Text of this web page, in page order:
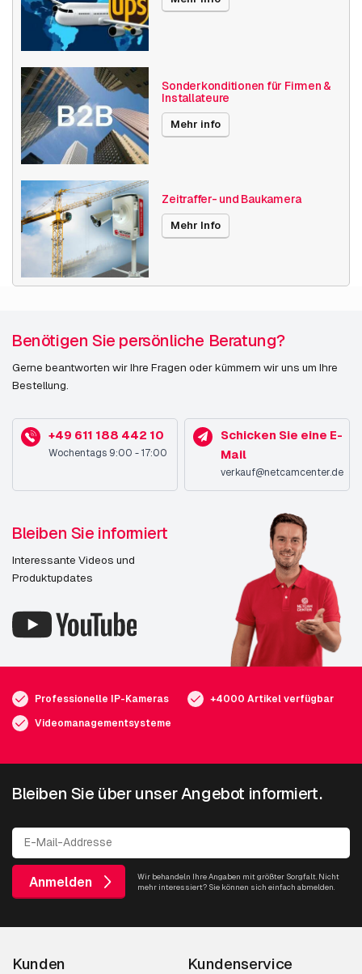
Sonderkonditionen für Firmen &
Installateure
Mehr info
Zeitraffer- und Baukamera
Mehr Info
Benötigen Sie persönliche Beratung?
Gerne beantworten wir Ihre Fragen oder kümmern wir uns um Ihre
Bestellung.
+49 611 188 442 10
Wochentags 9:00 - 17:00
Schicken Sie eine E-
Mail
verkauf@netcamcenter.de
Bleiben Sie informiert
Interessante Videos und
Produktupdates
Professionelle IP-Kameras
+4000 Artikel verfügbar
Videomanagementsysteme
Bleiben Sie über unser Angebot informiert.
Anmelden
Wir behandeln Ihre Angaben mit größter Sorgfalt. Nicht
mehr interessiert? Sie können sich einfach abmelden.
Kunden Kundenservice